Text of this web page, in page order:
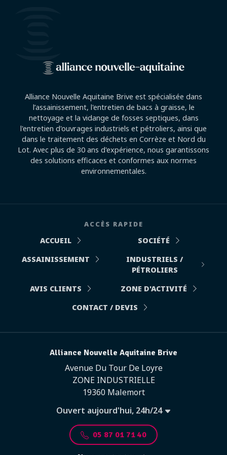
Alliance Nouvelle Aquitaine Brive est spécialisée dans
l’assainissement, l'entretien de bacs à graisse, le
nettoyage et la vidange de fosses septiques, dans
l'entretien d'ouvrages industriels et pétroliers, ainsi que
dans le traitement des déchets en Corrèze et Nord du
Lot. Avec plus de 30 ans d'expérience, nous garantissons
des solutions efficaces et conformes aux normes
environnementales.
ACCÈS RAPIDE
ACCUEIL
SOCIÉTÉ
ASSAINISSEMENT
INDUSTRIELS /
PÉTROLIERS
AVIS CLIENTS
ZONE D'ACTIVITÉ
CONTACT / DEVIS
Alliance Nouvelle Aquitaine Brive
Avenue Du Tour De Loyre
ZONE INDUSTRIELLE
19360 Malemort
Ouvert aujourd'hui, 24h/24
05 87 01 71 40